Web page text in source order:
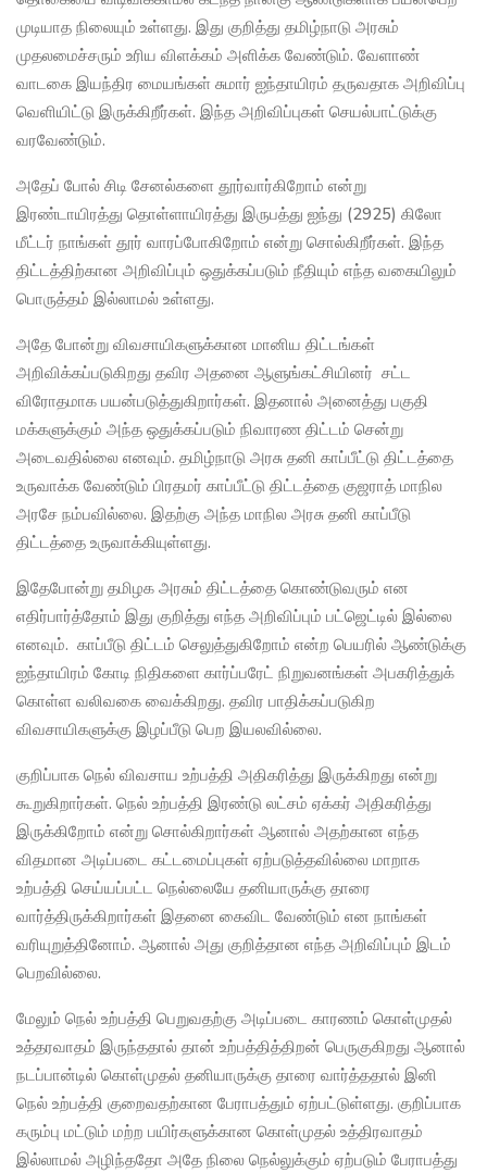
முடியாத நிலையும் உள்ளது. இது குறித்து தமிழ்நாடு அரசும்
முதலமைச்சரும் உரிய விளக்கம் அளிக்க வேண்டும். வேளாண்
வாடகை இயந்திர மையங்கள் சுமார் ஐந்தாயிரம் தருவதாக அறிவிப்பு
வெளியிட்டு இருக்கிறீர்கள். இந்த அறிவிப்புகள் செயல்பாட்டுக்கு
வரவேண்டும்.
அதேப் போல் சிடி சேனல்களை தூர்வார்கிறோம் என்று
இரண்டாயிரத்து தொள்ளாயிரத்து இருபத்து ஐந்து (2925) கிலோ
மீட்டர் நாங்கள் தூர் வாரப்போகிறோம் என்று சொல்கிறீர்கள். இந்த
திட்டத்திற்கான அறிவிப்பும் ஒதுக்கப்படும் நீதியும் எந்த வகையிலும்
பொருத்தம் இல்லாமல் உள்ளது.
அதே போன்று விவசாயிகளுக்கான மானிய திட்டங்கள்
அறிவிக்கப்படுகிறது தவிர அதனை ஆளுங்கட்சியினர் சட்ட
விரோதமாக பயன்படுத்துகிறார்கள். இதனால் அனைத்து பகுதி
மக்களுக்கும் அந்த ஒதுக்கப்படும் நிவாரண திட்டம் சென்று
அடைவதில்லை எனவும். தமிழ்நாடு அரசு தனி காப்பீட்டு திட்டத்தை
உருவாக்க வேண்டும் பிரதமர் காப்பீட்டு திட்டத்தை குஜராத் மாநில
அரசே நம்பவில்லை. இதற்கு அந்த மாநில அரசு தனி காப்பீடு
திட்டத்தை உருவாக்கியுள்ளது.
இதேபோன்று தமிழக அரசும் திட்டத்தை கொண்டுவரும் என
எதிர்பார்த்தோம் இது குறித்து எந்த அறிவிப்பும் பட்ஜெட்டில் இல்லை
எனவும். காப்பீடு திட்டம் செலுத்துகிறோம் என்ற பெயரில் ஆண்டுக்கு
ஐந்தாயிரம் கோடி நிதிகளை கார்ப்பரேட் நிறுவனங்கள் அபகரித்துக்
கொள்ள வலிவகை வைக்கிறது. தவிர பாதிக்கப்படுகிற
விவசாயிகளுக்கு இழப்பீடு பெற இயலவில்லை.
குறிப்பாக நெல் விவசாய உற்பத்தி அதிகரித்து இருக்கிறது என்று
கூறுகிறார்கள். நெல் உற்பத்தி இரண்டு லட்சம் ஏக்கர் அதிகரித்து
இருக்கிறோம் என்று சொல்கிறார்கள் ஆனால் அதற்கான எந்த
விதமான அடிப்படை கட்டமைப்புகள் ஏற்படுத்தவில்லை மாறாக
உற்பத்தி செய்யப்பட்ட நெல்லையே தனியாருக்கு தாரை
வார்த்திருக்கிறார்கள் இதனை கைவிட வேண்டும் என நாங்கள்
வரியுறுத்தினோம். ஆனால் அது குறித்தான எந்த அறிவிப்பும் இடம்
பெறவில்லை.
மேலும் நெல் உற்பத்தி பெறுவதற்கு அடிப்படை காரணம் கொள்முதல்
உத்தரவாதம் இருந்ததால் தான் உற்பத்தித்திறன் பெருகுகிறது ஆனால்
நடப்பான்டில் கொள்முதல் தனியாருக்கு தாரை வார்த்ததால் இனி
நெல் உற்பத்தி குறைவதற்கான பேராபத்தும் ஏற்பட்டுள்ளது. குறிப்பாக
கரும்பு மட்டும் மற்ற பயிர்களுக்கான கொள்முதல் உத்திரவாதம்
இல்லாமல் அழிந்ததோ அதே நிலை நெல்லுக்கும் ஏற்படும் பேராபத்து